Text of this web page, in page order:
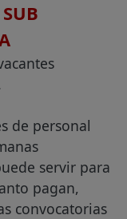
de personal
servir para
pagan,
convocatorias